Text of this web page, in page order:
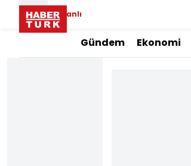
Canlı
Gündem Ekonomi